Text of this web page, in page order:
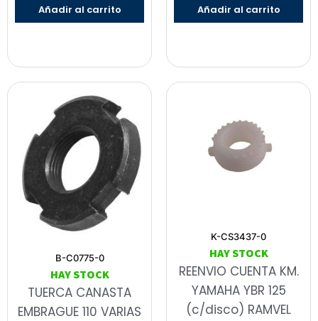
Añadir al carrito Añadir al carrito
B-C0775-0
HAY STOCK
TUERCA CANASTA
EMBRAGUE 110 VARIAS
K-CS3437-0
HAY STOCK
REENVIO CUENTA KM.
YAMAHA YBR 125
(c/disco) RAMVEL